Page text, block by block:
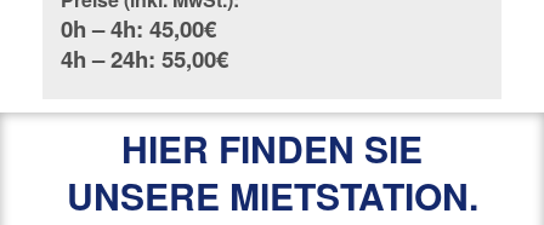
0h – 4h: 45,00€
4h – 24h: 55,00€
HIER FINDEN SIE
UNSERE MIETSTATION.